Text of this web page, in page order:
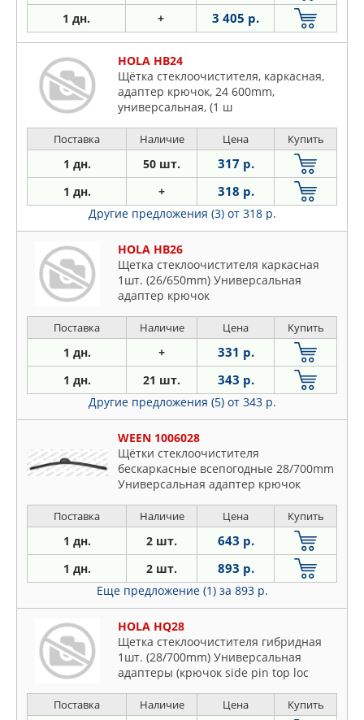
1 дн. + 3 405 р.
HOLA HB24
Щётка стеклоочистителя, каpкасная,
адаптеp кpючок, 24 600mm,
унивеpсальная, (1 ш
Поставка Наличие Цена Купить
1 дн. 50 шт. 317 р.
1 дн. + 318 р.
Другие предложения (3) от 318 р.
HOLA HB26
Щетка стеклоочистителя каркасная
1шт. (26/650mm) Универсальная
адаптер крючок
Поставка Наличие Цена Купить
1 дн. + 331 р.
1 дн. 21 шт. 343 р.
Другие предложения (5) от 343 р.
WEEN 1006028
Щётки стеклоочистителя
бескаркасные всепогодные 28/700mm
Универсальная адаптер крючок
Поставка Наличие Цена Купить
1 дн. 2 шт. 643 р.
1 дн. 2 шт. 893 р.
Еще предложение (1) за 893 р.
HOLA HQ28
Щетка стеклоочистителя гибридная
1шт. (28/700mm) Универсальная
адаптеры (крючок side pin top loc
Поставка Наличие Цена Купить